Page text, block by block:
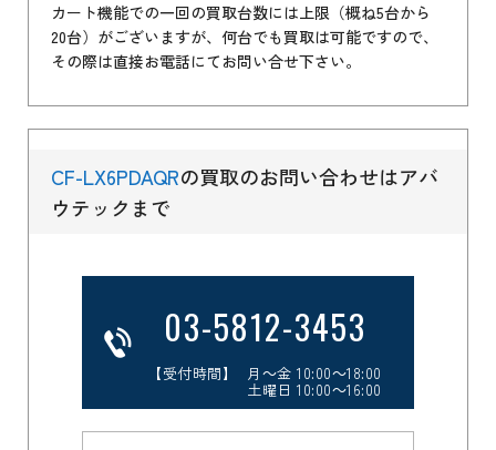
カート機能での一回の買取台数には上限（概ね5台から
20台）がございますが、何台でも買取は可能ですので、
その際は直接お電話にてお問い合せ下さい。
CF-LX6PDAQRの買取のお問い合わせはアバ
ウテックまで
03-5812-3453
【受付時間】 月～金 10:00～18:00
土曜日 10:00～16:00